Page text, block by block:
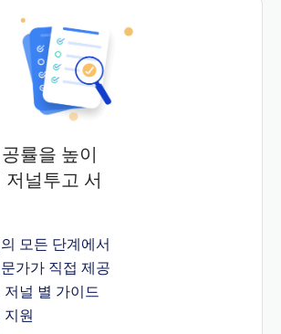
률을 높이
저널투고 서
모든 단계에서
가가 직접 제공
널 별 가이드
지원